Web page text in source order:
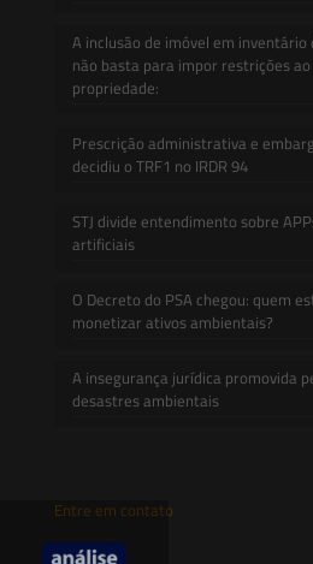
A inclusão de imóvel em
não basta para impor restrições
propriedade:
Prescrição administrativa e
decidiu o TRF1 no IRDR 94
STJ divide entendimento sobre
artificiais
O Decreto do PSA chegou: quem
monetizar ativos ambientais?
A insegurança jurídica promovida
desastres ambientais
Entre em contato
contato@saesadvogados.com.br